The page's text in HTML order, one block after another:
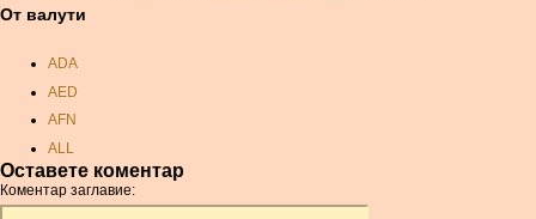
От валути
ADA
AED
AFN
ALL
AMD
ANC
Оставете коментар
Коментар заглавие: